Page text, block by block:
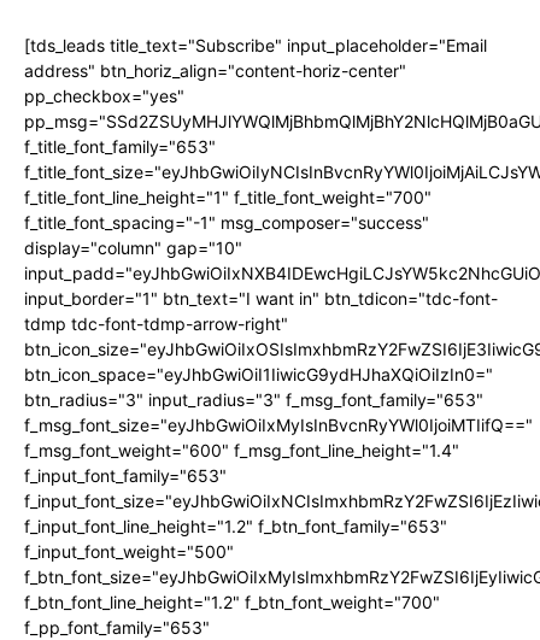
[tds_leads title_text="Subscribe" input_placeholder="Email
address" btn_horiz_align="content-horiz-center"
pp_checkbox="yes"
f_title_font_family="653"
f_title_font_line_height="1" f_title_font_weight="700"
f_title_font_spacing="-1" msg_composer="success"
display="column" gap="10"
input_border="1" btn_text="I want in" btn_tdicon="tdc-font-
tdmp tdc-font-tdmp-arrow-right"
btn_icon_space="eyJhbGwiOiI1IiwicG9ydHJhaXQiOiIzIn0="
btn_radius="3" input_radius="3" f_msg_font_family="653"
f_msg_font_size="eyJhbGwiOiIxMyIsInBvcnRyYWl0IjoiMTIifQ=="
f_msg_font_weight="600" f_msg_font_line_height="1.4"
f_input_font_family="653"
f_input_font_line_height="1.2" f_btn_font_family="653"
f_input_font_weight="500"
f_btn_font_line_height="1.2" f_btn_font_weight="700"
f_pp_font_family="653"